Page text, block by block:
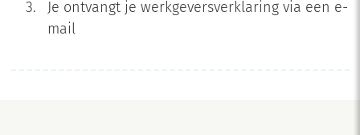
Je ontvangt je werkgeversverklaring via een e-
mail